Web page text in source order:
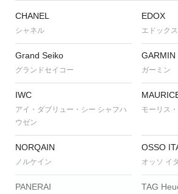
CHANEL
シャネル
EDOX
エドックス
Grand Seiko
グランドセイコー
GARMIN
ガーミン
IWC
アイ・ダブリュー・シー シャフハ
ウゼン
モーリス
NORQAIN
ノルケイン
OSSO
オッソ イ
PANERAI TAG